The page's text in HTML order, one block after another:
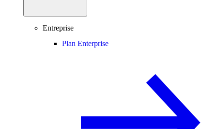
Entreprise
Plan Enterprise